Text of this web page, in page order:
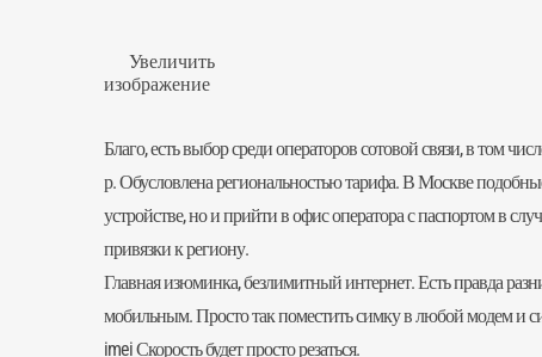
Увеличить
изображение
Благо, есть выбор среди операторов сотовой связи, в том
р. Обусловлена региональностью тарифа. В Москве
устройстве, но и прийти в офис оператора с паспортом в
привязки к региону.
Главная изюминка, безлимитный интернет. Есть правда
мобильным. Просто так поместитьсимкув любой модем и
imei Скорость будет просто резаться.